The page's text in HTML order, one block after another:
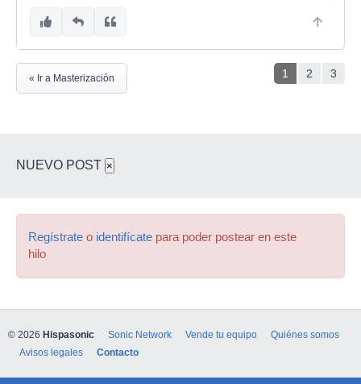
1 2 3
« Ir a Masterización
NUEVO POST ×
Regístrate o identifícate para poder postear en este
hilo
© 2026 Hispasonic Sonic Network Vende tu equipo
Quiénes somos
Avisos legales
Contacto